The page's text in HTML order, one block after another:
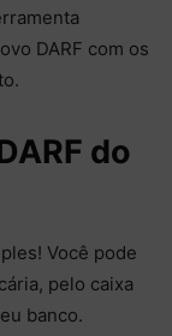
DARF com os
do
Você pode
pelo caixa
banco.